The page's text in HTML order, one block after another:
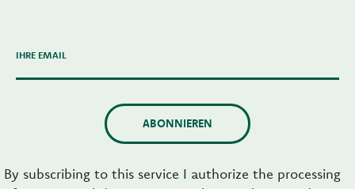
IHRE EMAIL
ABONNIEREN
By subscribing to this service I authorize the processing